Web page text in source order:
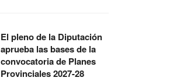
El pleno de la Diputación
aprueba las bases de la
convocatoria de Planes
Provinciales 2027-28